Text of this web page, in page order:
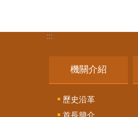
:::
機關介紹
歷史沿革